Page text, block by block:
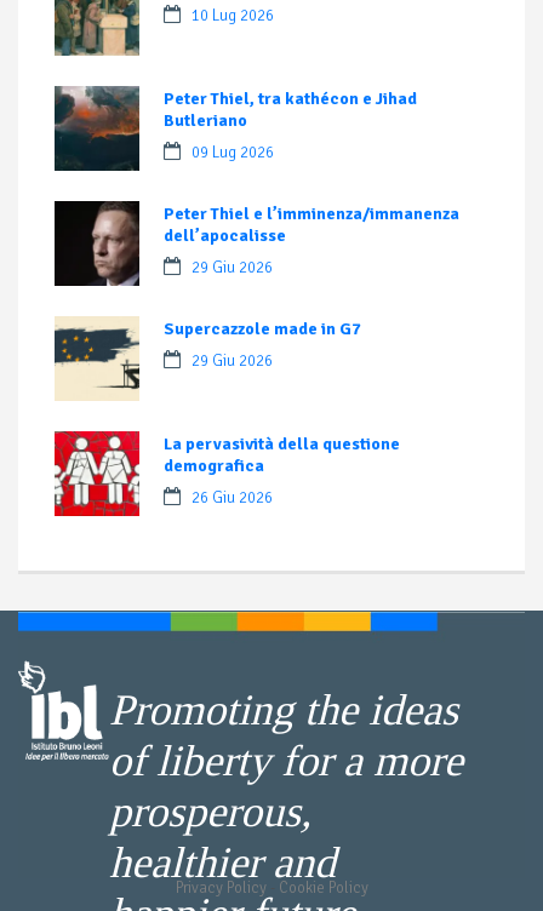
10 Lug 2026
Peter Thiel, tra kathécon e Jihad
Butleriano
09 Lug 2026
Peter Thiel e l’imminenza/immanenza
dell’apocalisse
29 Giu 2026
Supercazzole made in G7
29 Giu 2026
La pervasività della questione
demografica
26 Giu 2026
Promoting the ideas
of liberty for a more
prosperous,
healthier and
Privacy Policy- Cookie Policy